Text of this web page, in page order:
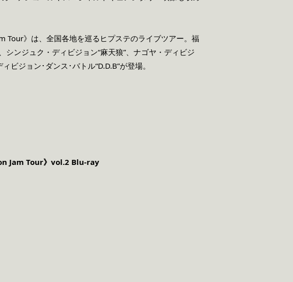
Tour》は、全国各地を巡るヒプステのライブツアー。福
シンジュク・ディビジョン“麻天狼”、ナゴヤ・ディビジ
ビジョン･ダンス･バトル“D.D.B”が登場。
Jam Tour》vol.2 Blu-ray